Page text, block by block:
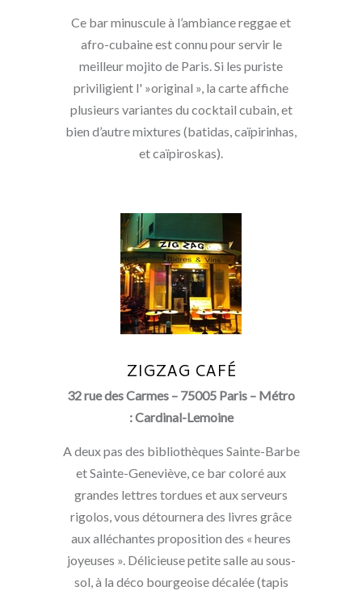
Ce bar minuscule à l’ambiance reggae et
afro-cubaine est connu pour servir le
meilleur mojito de Paris. Si les puriste
priviligient l' »original », la carte affiche
plusieurs variantes du cocktail cubain, et
bien d’autre mixtures (batidas, caïpirinhas,
et caïpiroskas).
ZIGZAG CAFÉ
32 rue des Carmes – 75005 Paris – Métro
: Cardinal-Lemoine
A deux pas des bibliothèques Sainte-Barbe
et Sainte-Geneviève, ce bar coloré aux
grandes lettres tordues et aux serveurs
rigolos, vous détournera des livres grâce
aux alléchantes proposition des « heures
joyeuses ». Délicieuse petite salle au sous-
sol, à la déco bourgeoise décalée (tapis